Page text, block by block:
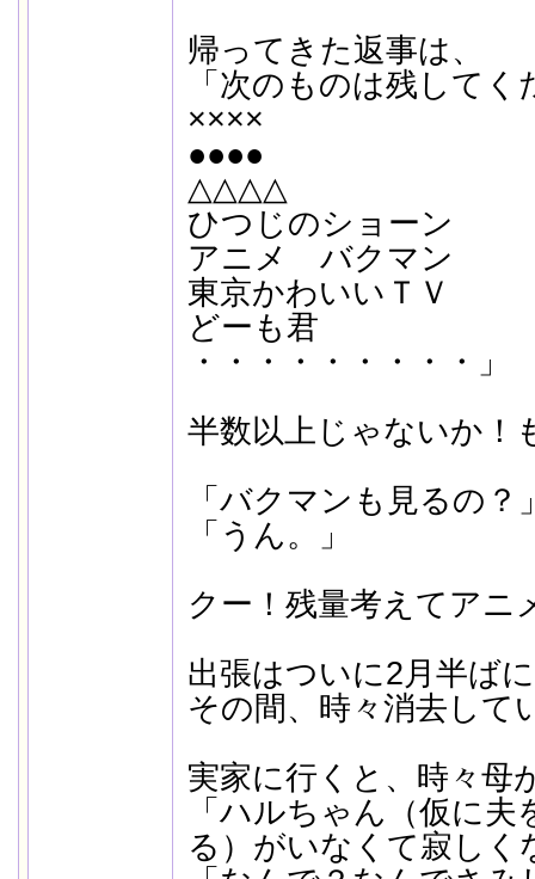
帰ってきた返事は、
「次のものは残してく
××××
●●●●
△△△△
ひつじのショーン
アニメ バクマン
東京かわいいＴＶ
どーも君
・・・・・・・・・」
半数以上じゃないか！
「バクマンも見るの？
「うん。」
クー！残量考えてアニ
出張はついに2月半ば
その間、時々消去して
実家に行くと、時々母
「ハルちゃん（仮に
る）がいなくて寂しく